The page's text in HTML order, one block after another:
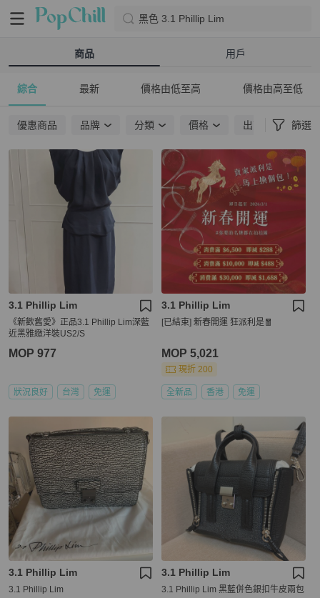
黑色 3.1 Phillip Lim
商品 用戶
綜合 最新 價格由低至高 價格由高至低
優惠商品 品牌 分類 價格 出貨地點 篩選
3.1 Phillip Lim
《新歡舊愛》正品3.1 Phillip Lim深藍
近黑雅緻洋裝US2/S
MOP 977
狀況良好 台灣 免運
3.1 Phillip Lim
[已結束] 新春開運 狂派利是🧧
MOP 5,021
現折 200
全新品 香港 免運
3.1 Phillip Lim
3.1 Phillip Lim
3.1 Phillip Lim
3.1 Phillip Lim 黑藍併色銀扣牛皮兩包